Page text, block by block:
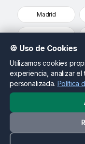
Madrid
Sevilla
¿Eres
Destaca tu
conductores que
Contactar como
© 2026
🍪 Uso de Cookies
Utilizamos cookies
experiencia, analizar el
personalizada. Política